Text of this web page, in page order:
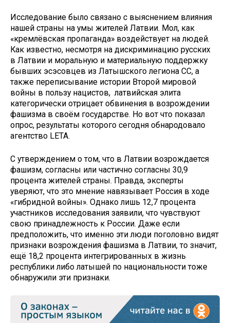
Исследование было связано с выяснением влияния
нашей страны на умы жителей Латвии. Мол, как
«кремлёвская пропаганда» воздействует на людей.
Как известно, несмотря на дискриминацию русских
в Латвии и моральную и материальную поддержку
бывших эсэсовцев из Латышского легиона СС, а
также переписывание истории Второй мировой
войны в пользу нацистов, латвийская элита
категорически отрицает обвинения в возрождении
фашизма в своём государстве. Но вот что показал
опрос, результаты которого сегодня обнародовало
агентство LETA.
С утверждением о том, что в Латвии возрождается
фашизм, согласны или частично согласны 30,9
процента жителей страны. Правда, эксперты
уверяют, что это мнение навязывает Россия в ходе
«гибридной войны». Однако лишь 12,7 процента
участников исследования заявили, что чувствуют
свою принадлежность к России. Даже если
предположить, что именно эти люди поголовно видят
признаки возрождения фашизма в Латвии, то значит,
ещё 18,2 процента интегрированных в жизнь
республики либо латышей по национальности тоже
обнаружили эти признаки.